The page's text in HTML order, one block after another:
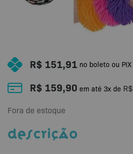
R$ 151,91 no boleto ou PIX
R$ 159,90 em até 3x de R$
Fora de estoque
DESCRIÇÃO